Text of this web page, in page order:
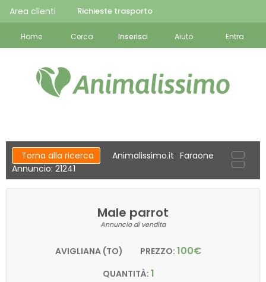
Area clienti Richieste trasporto
Home Cerca Inserisci Aiuto Entra
Torna alla ricerca Animalissimo.it Faraone
Annuncio: 21241
Male parrot
Annuncio di vendita
AVIGLIANA (TO) PREZZO: 100€
QUANTITÀ: 1